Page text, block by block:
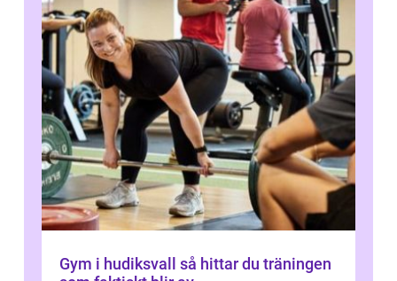
Gym i hudiksvall så hittar du träningen